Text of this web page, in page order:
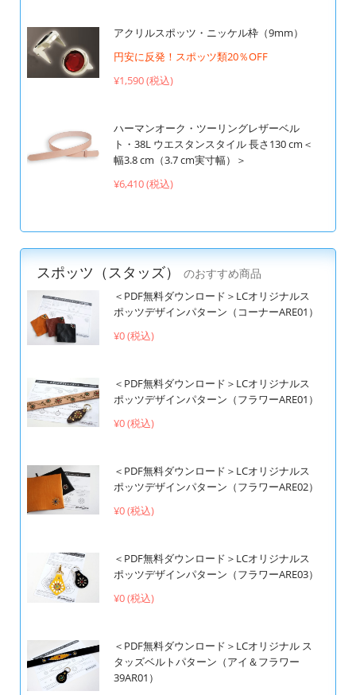
アクリルスポッツ・ニッケル枠（9mm）
円安に反発！スポッツ類20％OFF
¥1,590 (税込)
ハーマンオーク・ツーリングレザーベル
ト・38L ウエスタンスタイル 長さ130 cm＜
幅3.8 cm（3.7 cm実寸幅）＞
¥6,410 (税込)
スポッツ（スタッズ）
のおすすめ商品
＜PDF無料ダウンロード＞LCオリジナルス
ポッツデザインパターン（コーナーARE01）
¥0 (税込)
＜PDF無料ダウンロード＞LCオリジナルス
ポッツデザインパターン（フラワーARE01）
¥0 (税込)
＜PDF無料ダウンロード＞LCオリジナルス
ポッツデザインパターン（フラワーARE02）
¥0 (税込)
＜PDF無料ダウンロード＞LCオリジナルス
ポッツデザインパターン（フラワーARE03）
¥0 (税込)
＜PDF無料ダウンロード＞LCオリジナル ス
タッズベルトパターン（アイ＆フラワー
39AR01）